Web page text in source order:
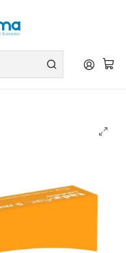
- Atención exclusiva
Comprimidos.